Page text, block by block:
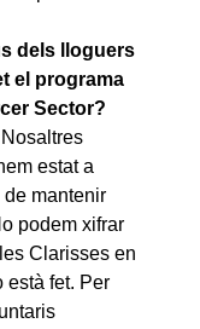
dels lloguers
el programa
Sector?
Nosaltres
estat a
mantenir
podem xifrar
Clarisses en
està fet. Per